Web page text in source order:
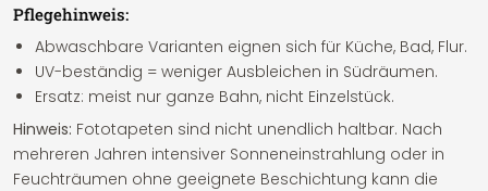
Pflegehinweis:
Abwaschbare Varianten eignen sich für Küche, Bad, Flur.
UV-beständig = weniger Ausbleichen in Südräumen.
Ersatz: meist nur ganze Bahn, nicht Einzelstück.
Hinweis: Fototapeten sind nicht unendlich haltbar. Nach
mehreren Jahren intensiver Sonneneinstrahlung oder in
Feuchträumen ohne geeignete Beschichtung kann die